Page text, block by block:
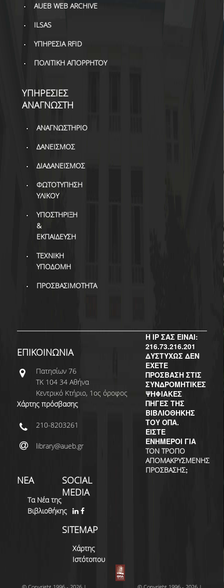
AUEB WEB ARCHIVE
ILSAS
ΥΠΗΡΕΣΙΑ RFID
ΠΟΛΙΤΙΚΗ ΑΠΟΡΡΗΤΟΥ
ΥΠΗΡΕΣΙΕΣ
ΑΝΑΓΝΩΣΤΗ
ΑΝΑΓΝΩΣΤΗΡΙΟ
ΔΑΝΕΙΣΜΟΣ
ΔΙΑΔΑΝΕΙΣΜΟΣ
ΦΩΤΟΤΥΠΗΣΗ
ΥΛΙΚΟΥ
ΥΠΟΣΤΗΡΙΞΗ
&
ΕΚΠΑΙΔΕΥΣΗ
ΤΕΧΝΙΚΗ
ΥΠΟΔΟΜΗ
ΠΡΟΣΒΑΣΙΜΟΤΗΤΑ
Η IP ΣΑΣ ΕΙΝΑΙ:
216.73.216.201
ΔΥΣΤΥΧΩΣ ΔΕΝ
ΕΧΕΤΕ
ΠΡΟΣΒΑΣΗ ΣΤΙΣ
ΣΥΝΔΡΟΜΗΤΙΚΕΣ
ΨΗΦΙΑΚΕΣ
ΠΗΓΕΣ ΤΗΣ
ΒΙΒΛΙΟΘΗΚΗΣ
ΤΟΥ ΟΠΑ.
ΕΙΣΤΕ
ΕΝΗΜΕΡΟΙ ΓΙΑ
ΤΟΝ ΤΡΟΠΟ
ΑΠΟΜΑΚΡΥΣΜΕΝΗΣ
ΠΡΟΣΒΑΣΗΣ;
ΕΠΙΚΟΙΝΩΝΙΑ
Πατησίων 76
ΤΚ 104 34 Αθήνα
Κεντρικό Κτήριο, 1ος όροφος
Χάρτης πρόσβασης
210-8203261
library@aueb.gr
ΝΕΑ
Τα Νέα της
Βιβλιοθήκης
SOCIAL
MEDIA
SITEMAP
Χάρτης
Ιστότοπου